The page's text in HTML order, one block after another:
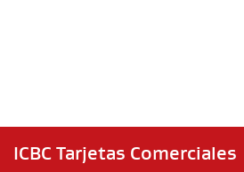
ICBC Tarjetas Comerciales